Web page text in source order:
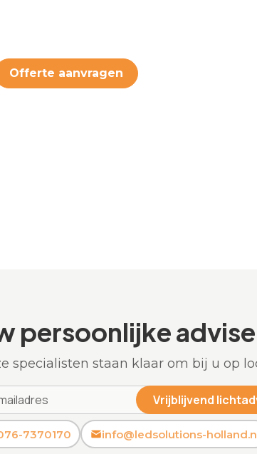
Offerte aanvragen
persoonlijke
specialisten staan klaar om bij u op
7370170 info@ledsolutions-